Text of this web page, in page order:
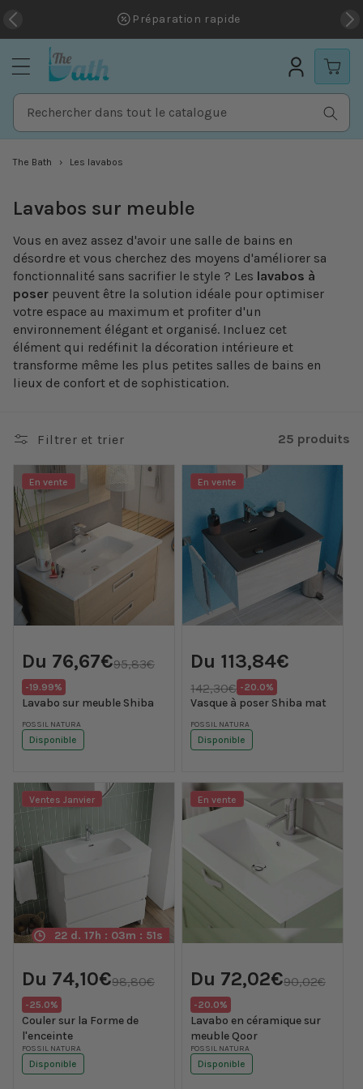
contenu
Préparation rapide
Rechercher dans tout le catalogue
The Bath Les lavabos
Lavabos sur meuble
Vous en avez assez d'avoir une salle de bains en
désordre et vous cherchez des moyens d'améliorer sa
fonctionnalité sans sacrifier le style ? Les lavabos à
poser peuvent être la solution idéale pour optimiser
votre espace au maximum et profiter d'un
environnement élégant et organisé. Incluez cet
élément qui redéfinit la décoration intérieure et
transforme même les plus petites salles de bains en
lieux de confort et de sophistication.
Filtrer et trier 25 produits
En vente
habituel
95,83€
promotionnel
Du 76,67€
Translation
missing:
fr.products.product.price.discount
-19.99%
Lavabo sur meuble Shiba
Fournisseur :
FOSSIL NATURA
Disponible
En vente
habituel
142,30€
promotionnel
Du 113,84€
Translation
missing:
-20.0%
Vasque à poser Shiba mat
Fournisseur :
FOSSIL NATURA
Disponible
Ventes Janvier
22 d. 17h : 03m : 50s
habituel
98,80€
promotionnel
Du 74,10€
Translation
missing:
fr.products.product.price.discount
-25.0%
Couler sur la Forme de
l'enceinte
Fournisseur :
FOSSIL NATURA
Disponible
En vente
habituel
90,02€
promotionnel
Du 72,02€
Translation
missing:
-20.0%
Lavabo en céramique sur
meuble Qoor
Fournisseur :
FOSSIL NATURA
Disponible